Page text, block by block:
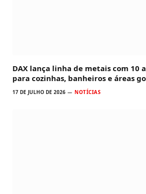
DAX lança linha de metais com 10
para cozinhas, banheiros e áreas
17 DE JULHO DE 2026 NOTÍCIAS